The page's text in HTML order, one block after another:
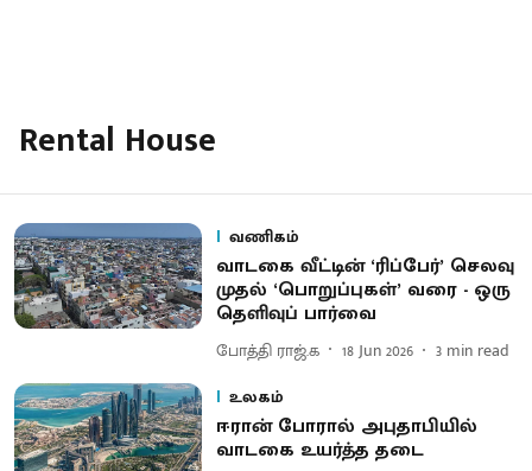
Rental House
வணிகம்
வாடகை வீட்டின் ‘ரிப்பேர்’ செலவு
முதல் ‘பொறுப்புகள்’ வரை - ஒரு
தெளிவுப் பார்வை
போத்தி ராஜ்.க 18 Jun 2026 3 min read
உலகம்
ஈரான் போரால் அபுதாபியில்
வாடகை உயர்த்த தடை